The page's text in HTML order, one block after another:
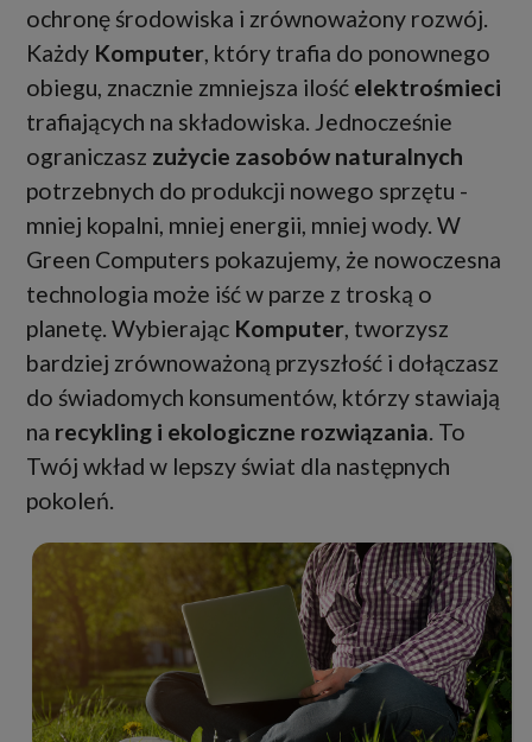
ochronę środowiska i zrównoważony rozwój.
Każdy Komputer, który trafia do ponownego
obiegu, znacznie zmniejsza ilość elektrośmieci
trafiających na składowiska. Jednocześnie
ograniczasz zużycie zasobów naturalnych
potrzebnych do produkcji nowego sprzętu -
mniej kopalni, mniej energii, mniej wody. W
Green Computers pokazujemy, że nowoczesna
technologia może iść w parze z troską o
planetę. Wybierając Komputer, tworzysz
bardziej zrównoważoną przyszłość i dołączasz
do świadomych konsumentów, którzy stawiają
na recykling i ekologiczne rozwiązania. To
Twój wkład w lepszy świat dla następnych
pokoleń.